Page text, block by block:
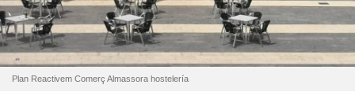
Plan Reactivem Comerç Almassora hostelería